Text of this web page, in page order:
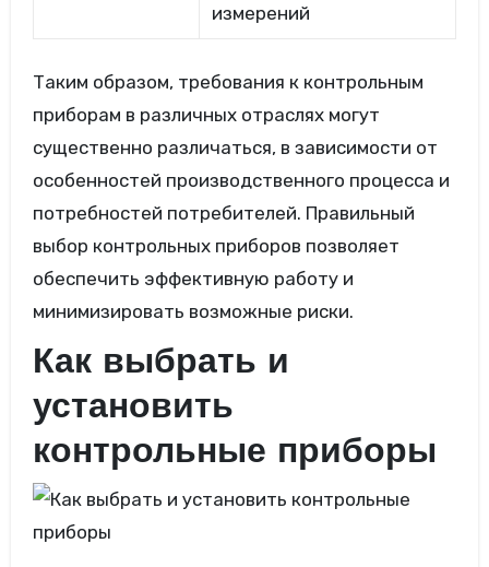
измерений
Таким образом, требования к контрольным
приборам в различных отраслях могут
существенно различаться, в зависимости от
особенностей производственного процесса и
потребностей потребителей. Правильный
выбор контрольных приборов позволяет
обеспечить эффективную работу и
минимизировать возможные риски.
Как выбрать и
установить
контрольные приборы